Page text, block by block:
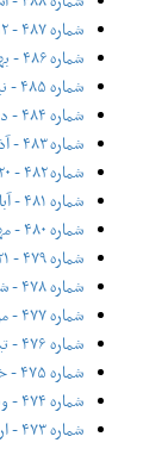
شماره ۴۸۷ - ۱۲ بهمن ۱۳۹۳
شماره ۴۸۶ - بهمن ۱۳۹۳
شماره ۴۸۵ - نیمه دی ۱۳۹۳
شماره ۴۸۴ - دی ۱۳۹۳
شماره ۴۸۳ - آذر ۱۳۹۳
شماره ۴۸۲ - ۲۰ آبان ۱۳۹۳ - فوق‌العاده‌ی پاییز
شماره ۴۸۱ - آبان ۱۳۹۳
شماره ۴۸۰ - مهر ۱۳۹۳
شماره ۴۷۹ - ۲۱ شهریور ۱۳۹۳
شماره ۴۷۸ - شهریور ۱۳۹۳
شماره ۴۷۷ - مرداد ۱۳۹۳
شماره ۴۷۶ - تیر ۱۳۹۳
شماره ۴۷۵ - خرداد ۱۳۹۳
شماره ۴۷۴ - ویژه بهار - ۲۰ اردیبهشت ۱۳۹۳
شماره ۴۷۳ - اردیبهشت ۱۳۹۳